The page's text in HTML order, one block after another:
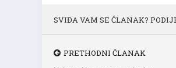
SVIĐA VAM SE ČLANAK?
PRETHODNI ČLANAK